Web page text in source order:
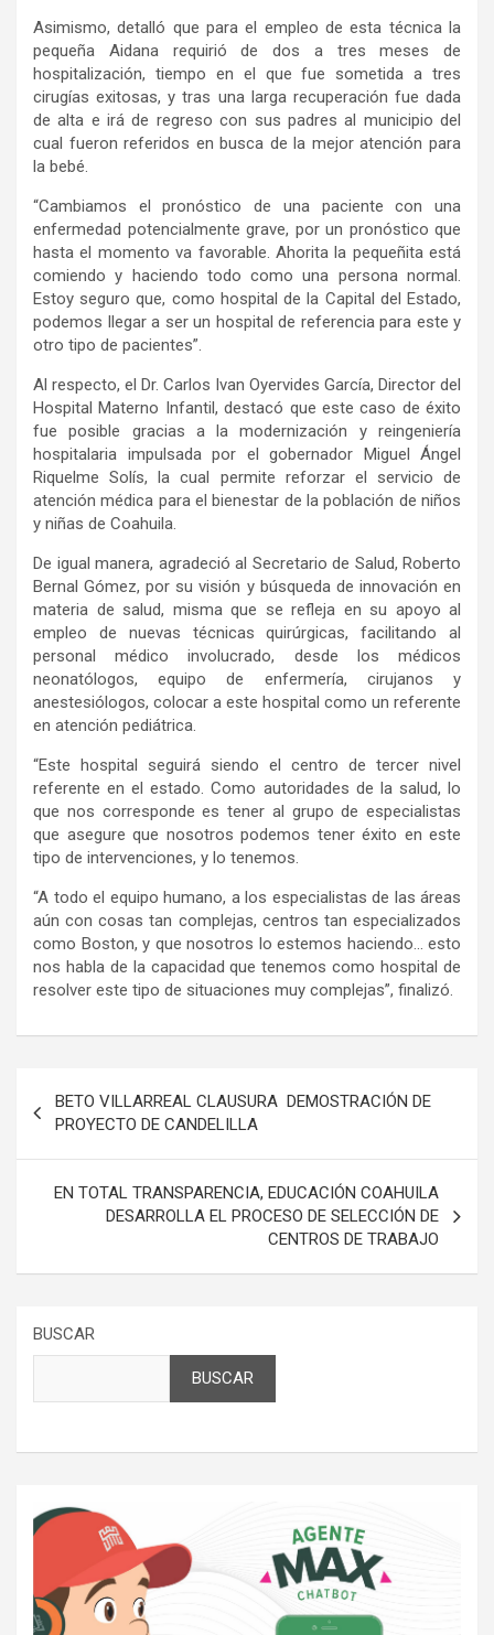
Asimismo, detalló que para el empleo de esta técnica la
pequeña Aidana requirió de dos a tres meses de
hospitalización, tiempo en el que fue sometida a tres
cirugías exitosas, y tras una larga recuperación fue dada
de alta e irá de regreso con sus padres al municipio del
cual fueron referidos en busca de la mejor atención para
la bebé.
“Cambiamos el pronóstico de una paciente con una
enfermedad potencialmente grave, por un pronóstico que
hasta el momento va favorable. Ahorita la pequeñita está
comiendo y haciendo todo como una persona normal.
Estoy seguro que, como hospital de la Capital del Estado,
podemos llegar a ser un hospital de referencia para este y
otro tipo de pacientes”.
Al respecto, el Dr. Carlos Ivan Oyervides García, Director del
Hospital Materno Infantil, destacó que este caso de éxito
fue posible gracias a la modernización y reingeniería
hospitalaria impulsada por el gobernador Miguel Ángel
Riquelme Solís, la cual permite reforzar el servicio de
atención médica para el bienestar de la población de niños
y niñas de Coahuila.
De igual manera, agradeció al Secretario de Salud, Roberto
Bernal Gómez, por su visión y búsqueda de innovación en
materia de salud, misma que se refleja en su apoyo al
empleo de nuevas técnicas quirúrgicas, facilitando al
personal médico involucrado, desde los médicos
neonatólogos, equipo de enfermería, cirujanos y
anestesiólogos, colocar a este hospital como un referente
en atención pediátrica.
“Este hospital seguirá siendo el centro de tercer nivel
referente en el estado. Como autoridades de la salud, lo
que nos corresponde es tener al grupo de especialistas
que asegure que nosotros podemos tener éxito en este
tipo de intervenciones, y lo tenemos.
“A todo el equipo humano, a los especialistas de las áreas
aún con cosas tan complejas, centros tan especializados
como Boston, y que nosotros lo estemos haciendo… esto
nos habla de la capacidad que tenemos como hospital de
resolver este tipo de situaciones muy complejas”, finalizó.
de
entradas
BETO VILLARREAL CLAUSURA DEMOSTRACIÓN DE
PROYECTO DE CANDELILLA
EN TOTAL TRANSPARENCIA, EDUCACIÓN COAHUILA
DESARROLLA EL PROCESO DE SELECCIÓN DE
CENTROS DE TRABAJO
BUSCAR
BUSCAR